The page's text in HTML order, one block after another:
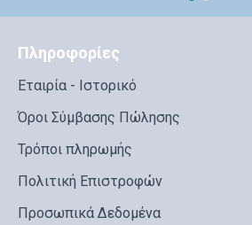
Πληροφορίες
Εταιρία - Ιστορικό
Όροι Σύμβασης Πώλησης
Τρόποι πληρωμής
Πολιτική Επιστροφών
Προσωπικά Δεδομένα